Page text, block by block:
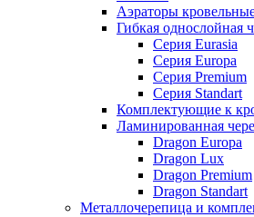
Аэраторы
Гибкая однослойная
Серия Eurasia
Серия Europa
Серия Premium
Серия Standart
Комплектующие к
Ламинированная
Dragon Europa
Dragon Lux
Dragon Premium
Dragon Standart
Металлочерепица и